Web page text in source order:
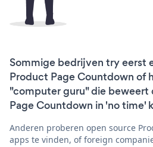
Sommige bedrijven try eerst
Product Page Countdown of
"computer guru" die
Page Countdown in 'no time'
Anderen proberen open source
apps te vinden, of foreign